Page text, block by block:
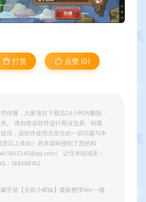
打赏 点赞 (0)
传播，大家请在下载后24小时内删除，
。 请勿将该软件进行商业交易、转载
供，该软件使用后发生的一切问题与本
以上条款）若本源码侵犯了您的权
） 记住本站域名：
：188588162
手游【无双小师妹】最新整理Win一键